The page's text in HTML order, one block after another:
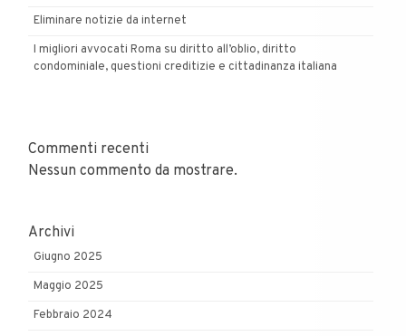
Eliminare notizie da internet
I migliori avvocati Roma su diritto all’oblio, diritto
condominiale, questioni creditizie e cittadinanza italiana
Commenti recenti
Nessun commento da mostrare.
Archivi
Giugno 2025
Maggio 2025
Febbraio 2024